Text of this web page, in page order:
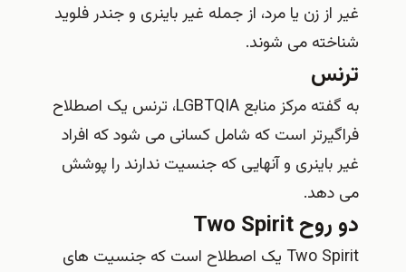
غیر از زن یا مرد، از جمله غیر باینری و جندر فلوید
شناخته می شوند.
ترنس
به گفته مرکز منابع LGBTQIA، ترنس یک اصطلاح
فراگیرتر است که شامل کسانی می شود که افراد
غیر باینری و آنهایی که جنسیت ندارند را پوشش
می دهد.
دو روح Two Spirit
Two Spirit یک اصطلاح است که جنسیت های